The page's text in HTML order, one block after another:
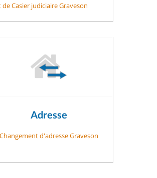
Casier judiciaire Graveson
Adresse
Changement d'adresse Graveson